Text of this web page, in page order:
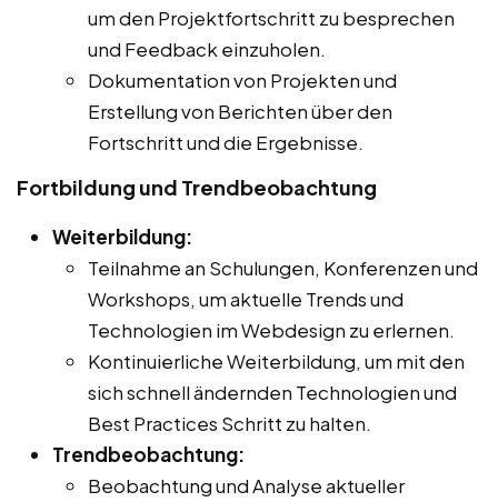
um den Projektfortschritt zu besprechen
und Feedback einzuholen.
Dokumentation von Projekten und
Erstellung von Berichten über den
Fortschritt und die Ergebnisse.
Fortbildung und Trendbeobachtung
Weiterbildung:
Teilnahme an Schulungen, Konferenzen und
Workshops, um aktuelle Trends und
Technologien im Webdesign zu erlernen.
Kontinuierliche Weiterbildung, um mit den
sich schnell ändernden Technologien und
Best Practices Schritt zu halten.
Trendbeobachtung:
Beobachtung und Analyse aktueller